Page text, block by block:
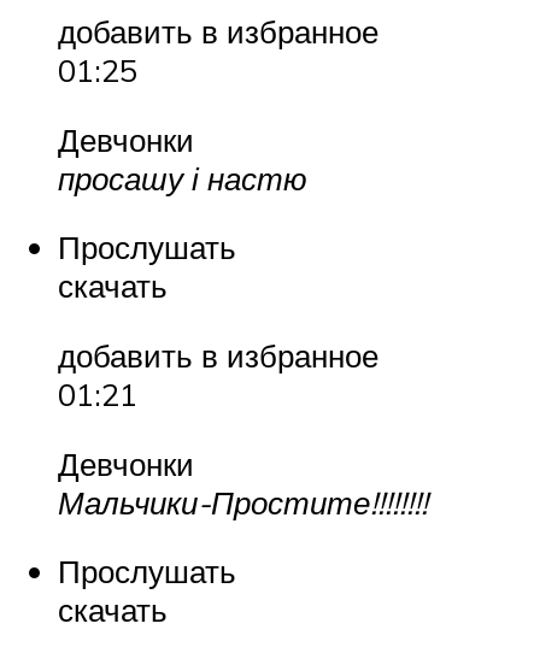
добавить в избранное
01:25
Девчонки
просашу і настю
Прослушать
скачать
добавить в избранное
01:21
Девчонки
Мальчики-Простите!!!!!!!!
Прослушать
скачать